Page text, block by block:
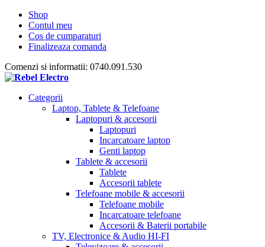
Shop
Contul meu
Cos de cumparaturi
Finalizeaza comanda
Comenzi si informatii: 0740.091.530
Categorii
Laptop, Tablete & Telefoane
Laptopuri & accesorii
Laptopuri
Incarcatoare laptop
Genti laptop
Tablete & accesorii
Tablete
Accesorii tablete
Telefoane mobile & accesorii
Telefoane mobile
Incarcatoare telefoane
Accesorii & Baterii portabile
TV, Electronice & Audio HI-FI